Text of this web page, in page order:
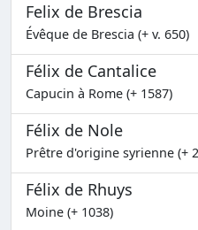
Felix de Brescia
Évêque de Brescia (+ v. 650)
Félix de Cantalice
Capucin à Rome (+ 1587)
Félix de Nole
Prêtre d'origine syrienne (+
Félix de Rhuys
Moine (+ 1038)